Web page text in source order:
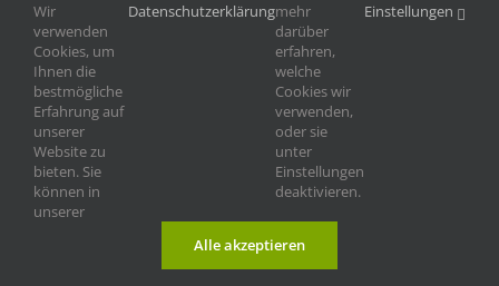
©2026 |
Tierschutzverein Landshut und
Datenschutz
Wir
verwenden
Cookies, um
Ihnen die
bestmögliche
Erfahrung auf
unserer
Website zu
bieten. Sie
können in
unserer
Datenschutzerklärungmehr
darüber
erfahren,
welche
Cookies wir
verwenden,
oder sie
unter
Einstellungen
deaktivieren.
Einstellungen
Alle akzeptieren